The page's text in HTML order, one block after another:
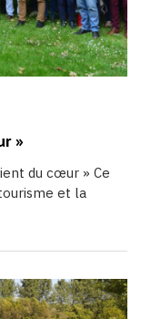
»
du cœur » Ce
et la